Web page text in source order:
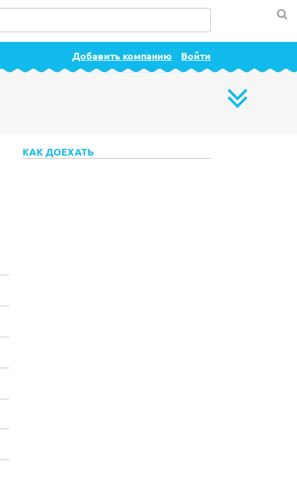
Войти
Добавить компанию
КАК ДОЕХАТЬ